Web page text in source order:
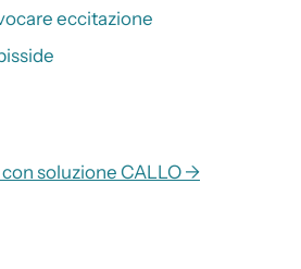
eccitazione
soluzione CALLO →